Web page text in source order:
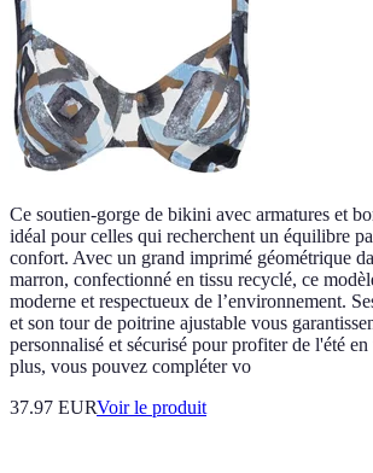
Ce soutien-gorge de bikini avec armatures et
idéal pour celles qui recherchent un équilibre
confort. Avec un grand imprimé géométrique
marron, confectionné en tissu recyclé, ce
moderne et respectueux de l’environnement.
et son tour de poitrine ajustable vous
personnalisé et sécurisé pour profiter de l'été
plus, vous pouvez compléter vo
37.97 EURVoir le produit